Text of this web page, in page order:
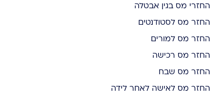
החזרי מס בגין אבטלה
החזר מס לסטודנטים
החזר מס למורים
החזר מס רכישה
החזר מס שבח
החזר מס לאישה לאחר לידה